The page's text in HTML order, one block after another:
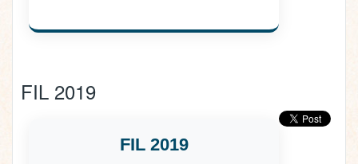
FIL 2019
FIL 2019